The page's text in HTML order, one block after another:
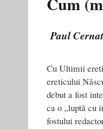
Paul
Cu Ultimii
ereticului
debut a fost
ca o „luptă cu
fostului